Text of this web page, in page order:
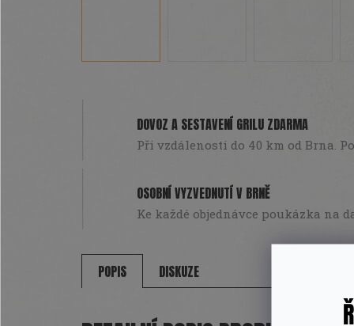
DOVOZ A SESTAVENÍ GRILU ZDARMA
Při vzdálenosti do 40 km od Brna.
OSOBNÍ VYZVEDNUTÍ V BRNĚ
Ke každé objednávce poukázka na
POPIS DISKUZE